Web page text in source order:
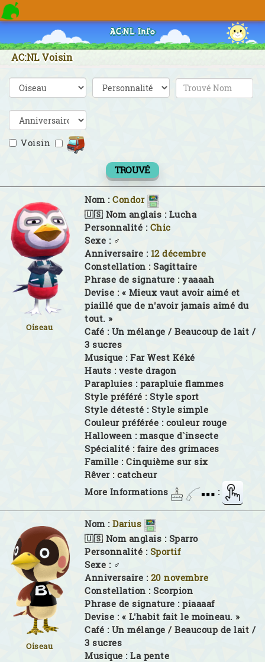
AC:NL Info
AC:NL Voisin
Voisin
TROUVÉ
Oiseau
Nom : Condor
🇺🇸 Nom anglais : Lucha
Personnalité : Chic
Sexe : ♂
Anniversaire : 12 décembre
Constellation : Sagittaire
Phrase de signature : yaaaah
Devise : « Mieux vaut avoir aimé et
piaillé que de n'avoir jamais aimé du
tout. »
Café : Un mélange / Beaucoup de lait /
3 sucres
Musique : Far West Kéké
Hauts : veste dragon
Parapluies : parapluie flammes
Style préféré : Style sport
Style détesté : Style simple
Couleur préférée : couleur rouge
Halloween : masque d`insecte
Spécialité : faire des grimaces
Famille : Cinquième sur six
Rêver : catcheur
More Informations
:
Oiseau
Nom : Darius
🇺🇸 Nom anglais : Sparro
Personnalité : Sportif
Sexe : ♂
Anniversaire : 20 novembre
Constellation : Scorpion
Phrase de signature : piaaaaf
Devise : « L'habit fait le moineau. »
Café : Un mélange / Beaucoup de lait /
3 sucres
Musique : La pente